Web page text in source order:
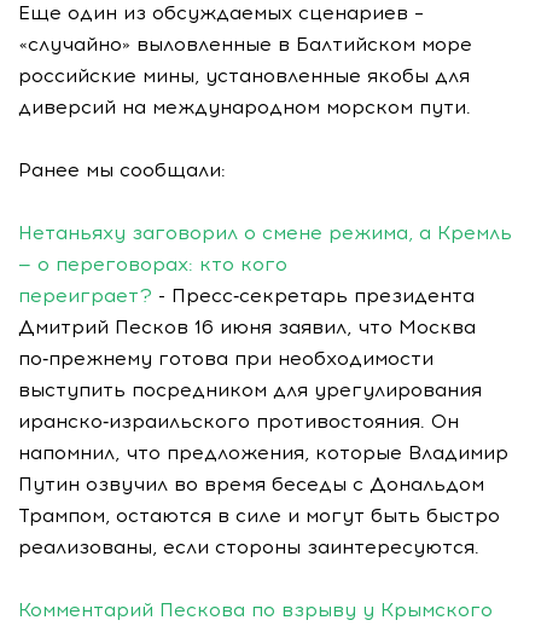
Еще один из обсуждаемых сценариев –
«случайно» выловленные в Балтийском море
российские мины, установленные якобы для
диверсий на международном морском пути.
Ранее мы сообщали:
Нетаньяху заговорил о смене режима, а Кремль
— о переговорах: кто кого
переиграет? - Пресс‑секретарь президента
Дмитрий Песков 16 июня заявил, что Москва
по‑прежнему готова при необходимости
выступить посредником для урегулирования
иранско‑израильского противостояния. Он
напомнил, что предложения, которые Владимир
Путин озвучил во время беседы с Дональдом
Трампом, остаются в силе и могут быть быстро
реализованы, если стороны заинтересуются.
Комментарий Пескова по взрыву у Крымского